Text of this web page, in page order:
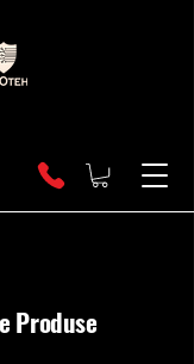
Produse